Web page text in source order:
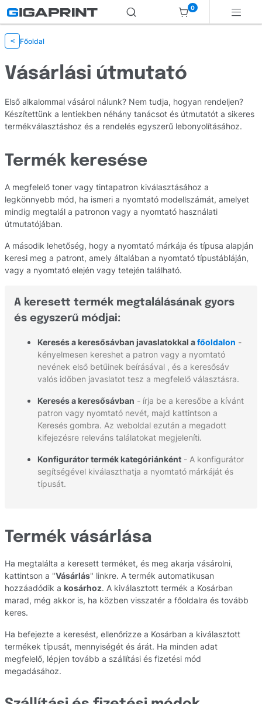
0
< Főoldal
Vásárlási útmutató
Első alkalommal vásárol nálunk? Nem tudja, hogyan rendeljen?
Készítettünk a lentiekben néhány tanácsot és útmutatót a sikeres
termékválasztáshoz és a rendelés egyszerű lebonyolításához.
Termék keresése
A megfelelő toner vagy tintapatron kiválasztásához a
legkönnyebb mód, ha ismeri a nyomtató modellszámát, amelyet
mindig megtalál a patronon vagy a nyomtató használati
útmutatójában.
A második lehetőség, hogy a nyomtató márkája és típusa alapján
keresi meg a patront, amely általában a nyomtató típustábláján,
vagy a nyomtató elején vagy tetején található.
A keresett termék megtalálásának gyors
és egyszerű módjai:
Keresés a keresősávban javaslatokkal afőoldalon -
kényelmesen kereshet a patron vagy a nyomtató
nevének első betűinek beírásával , és a keresősáv
valós időben javaslatot tesz a megfelelő választásra.
Keresés a keresősávban - írja be a keresőbe a kívánt
patron vagy nyomtató nevét, majd kattintson a
Keresés gombra. Az weboldal ezután a megadott
kifejezésre releváns találatokat megjeleníti.
Konfigurátor termék kategóriánként - A konfigurátor
segítségével kiválaszthatja a nyomtató márkáját és
típusát.
Termék vásárlása
Ha megtalálta a keresett terméket, és meg akarja vásárolni,
kattintson a "Vásárlás" linkre. A termék automatikusan
hozzáadódik a kosárhoz. A kiválasztott termék a Kosárban
marad, még akkor is, ha közben visszatér a főoldalra és tovább
keres.
Ha befejezte a keresést, ellenőrizze a Kosárban a kiválasztott
termékek típusát, mennyiségét és árát. Ha minden adat
megfelelő, lépjen tovább a szállítási és fizetési mód
megadásához.